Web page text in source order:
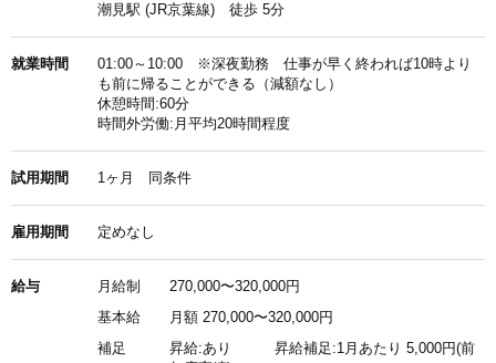
潮見駅 (JR京葉線) 徒歩 5分
就業時間
01:00～10:00 ※深夜勤務 仕事が早く終われば10時より
も前に帰ることができる（減額なし）
休憩時間:60分
時間外労働:月平均20時間程度
試用期間 1ヶ月 同条件
雇用期間 定めなし
給与 月給制
270,000〜320,000円
基本給
月額 270,000〜320,000円
補足
昇給:あり 昇給補足:1月あたり 5,000円(前